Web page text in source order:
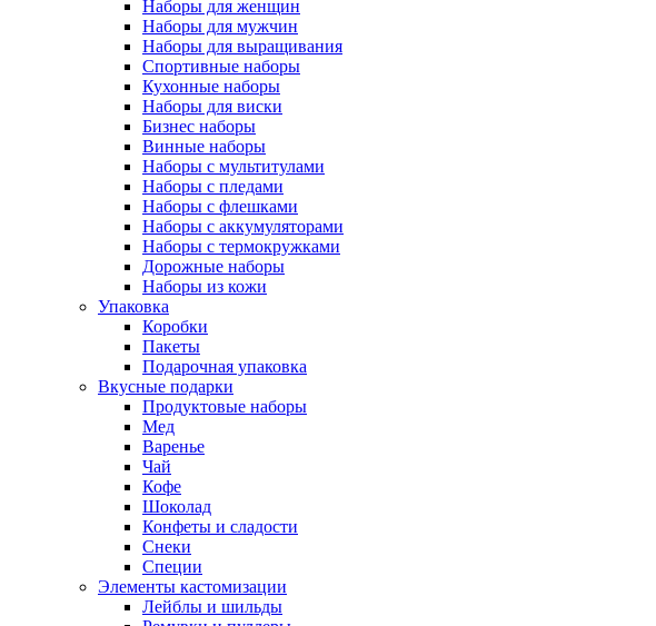
Наборы для женщин
Наборы для мужчин
Наборы для выращивания
Спортивные наборы
Кухонные наборы
Наборы для виски
Бизнес наборы
Винные наборы
Наборы с мультитулами
Наборы с пледами
Наборы с флешками
Наборы с аккумуляторами
Наборы с термокружками
Дорожные наборы
Наборы из кожи
Упаковка
Коробки
Пакеты
Подарочная упаковка
Вкусные подарки
Продуктовые наборы
Мед
Варенье
Чай
Кофе
Шоколад
Конфеты и сладости
Снеки
Специи
Элементы кастомизации
Лейблы и шильды